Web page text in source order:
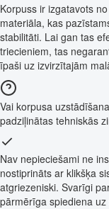
Korpuss ir izgatavots
materiāla, kas
stabilitāti. Lai gan tas
triecieniem, tas
īpaši uz izvirzītajām
Vai korpusa
padziļinātas tehniskās
Nav nepieciešami ne
nostiprināts ar klikšķa
atgriezeniski. Svarīgi
pārmērīga spiediena uz